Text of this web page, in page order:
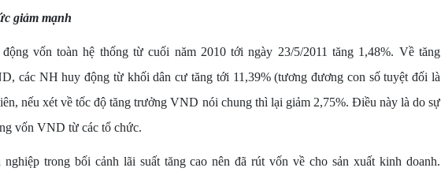
giảm mạnh
vốn toàn hệ thống từ cuối năm 2010 tới ngày 23/5/2011 tăng 1,48%. Về tăng
các NH huy động từ khối dân cư tăng tới 11,39% (tương đương con số tuyệt đối là
nếu xét về tốc độ tăng trưởng VND nói chung thì lại giảm 2,75%. Điều này là do sự
vốn VND từ các tổ chức.
trong bối cảnh lãi suất tăng cao nên đã rút vốn về cho sản xuất kinh doanh.